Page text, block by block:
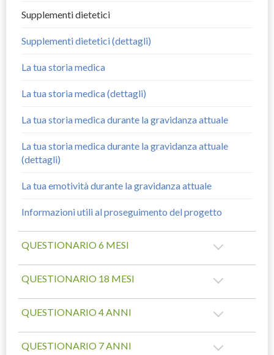
Supplementi dietetici
Supplementi dietetici (dettagli)
La tua storia medica
La tua storia medica (dettagli)
La tua storia medica durante la gravidanza attuale
La tua storia medica durante la gravidanza attuale
(dettagli)
La tua emotività durante la gravidanza attuale
Informazioni utili al proseguimento del progetto
QUESTIONARIO 6 MESI
QUESTIONARIO 18 MESI
QUESTIONARIO 4 ANNI
QUESTIONARIO 7 ANNI